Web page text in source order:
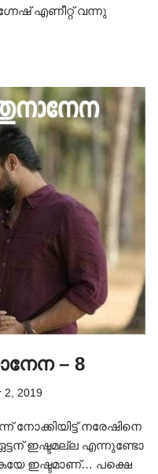
എണീറ്റ് വന്നു
– 8
2, 2019
നരേഷിനെ
ഇഷ്ടമല്ല എന്നുണ്ടോ
ഇഷ്ടമാണ്… പക്ഷെ